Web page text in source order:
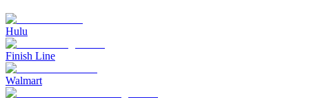
Hulu
Finish Line
Walmart